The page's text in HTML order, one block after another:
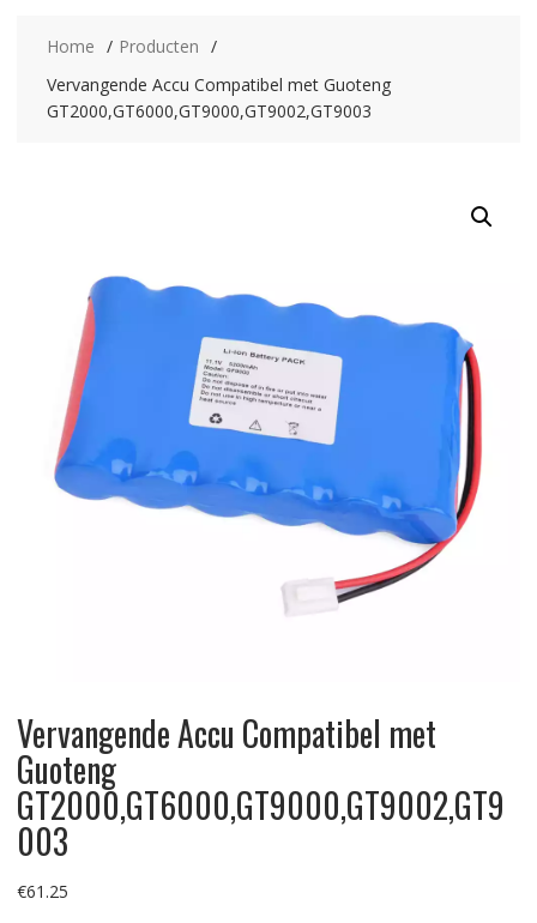
Home
Producten
Vervangende Accu Compatibel met Guoteng
GT2000,GT6000,GT9000,GT9002,GT9003
Vervangende Accu Compatibel met
Guoteng
GT2000,GT6000,GT9000,GT9002,GT9
003
€61.25